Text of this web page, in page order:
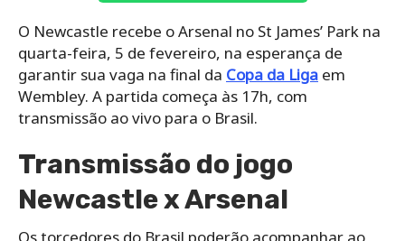
O Newcastle recebe o Arsenal no St James’ Park na
quarta-feira, 5 de fevereiro, na esperança de
garantir sua vaga na final da Copa da Liga em
Wembley. A partida começa às 17h, com
transmissão ao vivo para o Brasil.
Transmissão do jogo
Newcastle x Arsenal